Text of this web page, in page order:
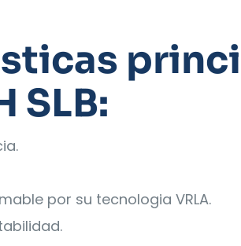
SLB:
por su tecnologia VRLA.